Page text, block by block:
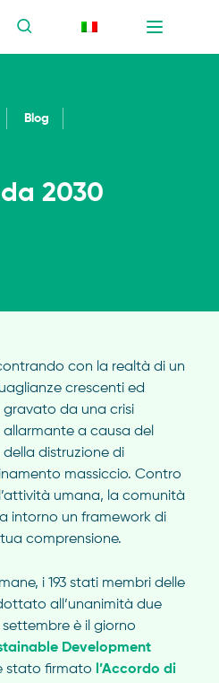
Blog
2030
con la realtà di un
crescenti ed
gravato da una crisi
a causa del
distruzione di
massiccio. Contro
umana, la comunità
intorno un framework di
comprensione.
i 193 stati membri delle
all’unanimità due
è il giorno
Development
stato firmato l’Accordo di